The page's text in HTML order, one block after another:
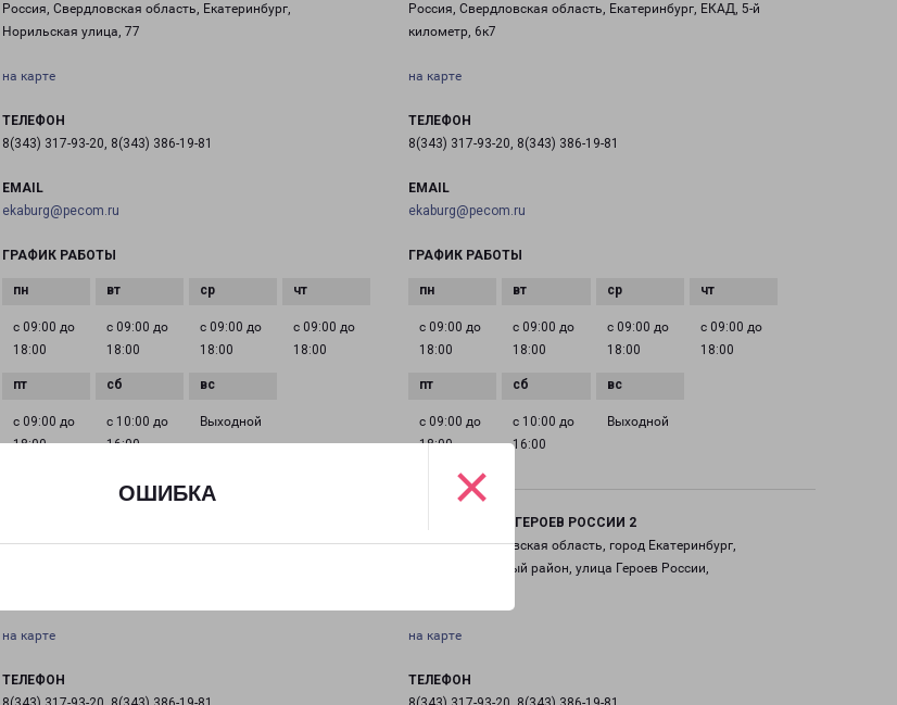
ОШИБКА ×
Россия, Свердловская область, Екатеринбург,
Норильская улица, 77
на карте
ТЕЛЕФОН
8(343) 317-93-20, 8(343) 386-19-81
EMAIL
ekaburg@pecom.ru
ГРАФИК РАБОТЫ
с 09:00 до
18:00
с 09:00 до
18:00
с 09:00 до
18:00
с 09:00 до
18:00
с 09:00 до
18:00
с 10:00 до
16:00
Выходной
Россия, Свердловская область, Екатеринбург, ЕКАД, 5-й
километр, 6к7
на карте
ТЕЛЕФОН
8(343) 317-93-20, 8(343) 386-19-81
EMAIL
ekaburg@pecom.ru
ГРАФИК РАБОТЫ
с 09:00 до
18:00
с 09:00 до
18:00
с 09:00 до
18:00
с 09:00 до
18:00
с 09:00 до
18:00
с 10:00 до
16:00
Выходной
Россия, Свердловская область, город Екатеринбург,
на карте
ТЕЛЕФОН
ЕКАТЕРИНБУРГ ГЕРОЕВ РОССИИ 2
Россия, Свердловская область, город Екатеринбург,
Железнодорожный район, улица Героев России,
на карте
ТЕЛЕФОН